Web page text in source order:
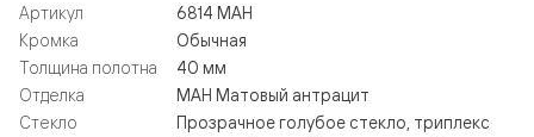
Артикул
6814 МАН
Кромка
Обычная
Толщина полотна
40 мм
Отделка
МАН Матовый антрацит
Стекло
Прозрачное голубое стекло, триплекс